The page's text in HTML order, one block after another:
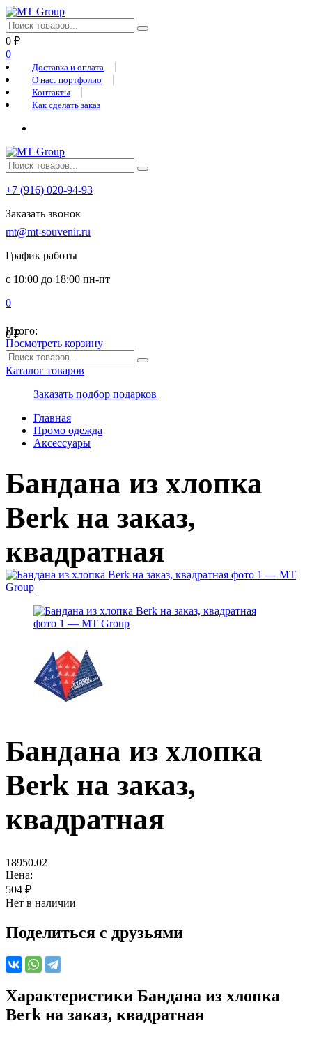
0 ₽
0
Доставка и оплата
О нас: портфолио
Контакты
Как сделать заказ
+7 (916) 020-94-93
Заказать звонок
mt@mt-souvenir.ru
График работы
с 10:00 до 18:00 пн-пт
0
0₽
Итого:
Посмотреть корзину
Каталог товаров
Заказать подбор подарков
Главная
Промо одежда
Аксессуары
Бандана из хлопка
Berk на заказ,
квадратная
Бандана из хлопка
Berk на заказ,
квадратная
18950.02
Цена:
504 ₽
Нет в наличии
Поделиться с друзьями
Характеристики Бандана из хлопка
Berk на заказ, квадратная